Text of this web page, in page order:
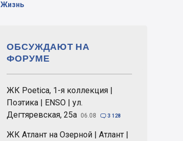
Жизнь
ЖК Poetica, 1-я коллекция |
Поэтика | ENSO | ул.
Дегтяревская, 25а 06.08  3 128
ЖК Атлант на Озерной | Атлант |
ОБСУЖДАЮТ НА
ФОРУМЕ